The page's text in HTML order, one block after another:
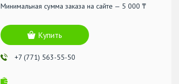
Минимальная сумма заказа на сайте — 5 000 ₸
Купить
+7 (771) 563-55-50